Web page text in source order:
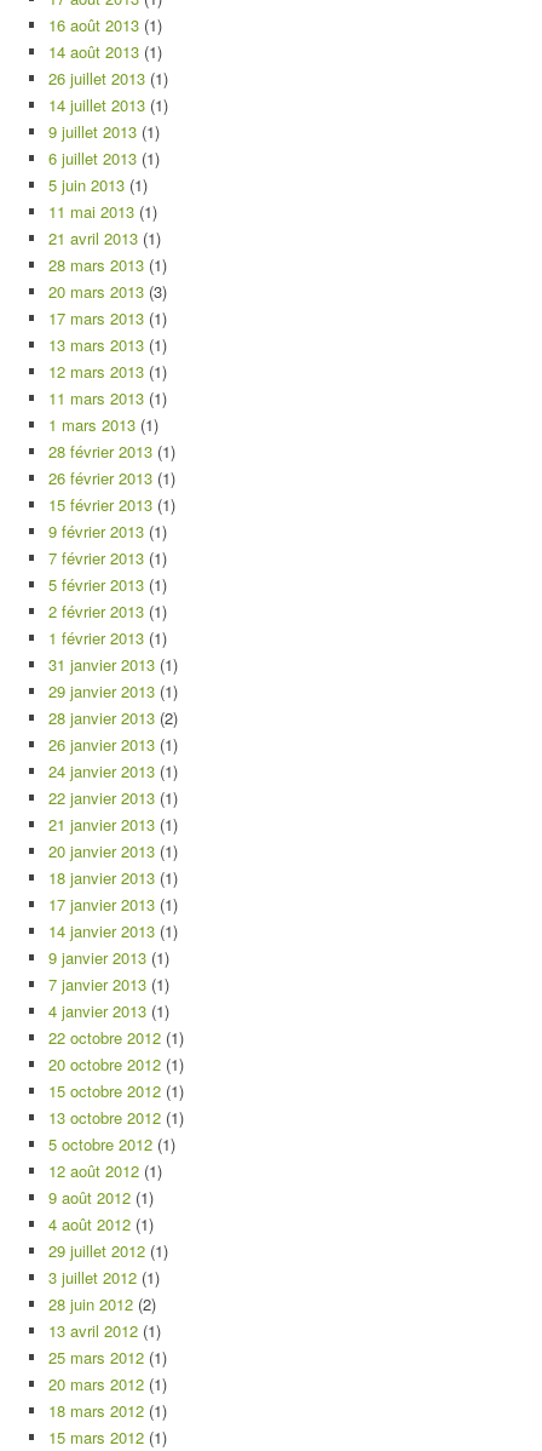
16 août 2013 (1)
14 août 2013 (1)
26 juillet 2013 (1)
14 juillet 2013 (1)
9 juillet 2013 (1)
6 juillet 2013 (1)
5 juin 2013 (1)
11 mai 2013 (1)
21 avril 2013 (1)
28 mars 2013 (1)
20 mars 2013 (3)
17 mars 2013 (1)
13 mars 2013 (1)
12 mars 2013 (1)
11 mars 2013 (1)
1 mars 2013 (1)
28 février 2013 (1)
26 février 2013 (1)
15 février 2013 (1)
9 février 2013 (1)
7 février 2013 (1)
5 février 2013 (1)
2 février 2013 (1)
1 février 2013 (1)
31 janvier 2013 (1)
29 janvier 2013 (1)
28 janvier 2013 (2)
26 janvier 2013 (1)
24 janvier 2013 (1)
22 janvier 2013 (1)
21 janvier 2013 (1)
20 janvier 2013 (1)
18 janvier 2013 (1)
17 janvier 2013 (1)
14 janvier 2013 (1)
9 janvier 2013 (1)
7 janvier 2013 (1)
4 janvier 2013 (1)
22 octobre 2012 (1)
20 octobre 2012 (1)
15 octobre 2012 (1)
13 octobre 2012 (1)
5 octobre 2012 (1)
12 août 2012 (1)
9 août 2012 (1)
4 août 2012 (1)
29 juillet 2012 (1)
3 juillet 2012 (1)
28 juin 2012 (2)
13 avril 2012 (1)
25 mars 2012 (1)
20 mars 2012 (1)
18 mars 2012 (1)
15 mars 2012 (1)